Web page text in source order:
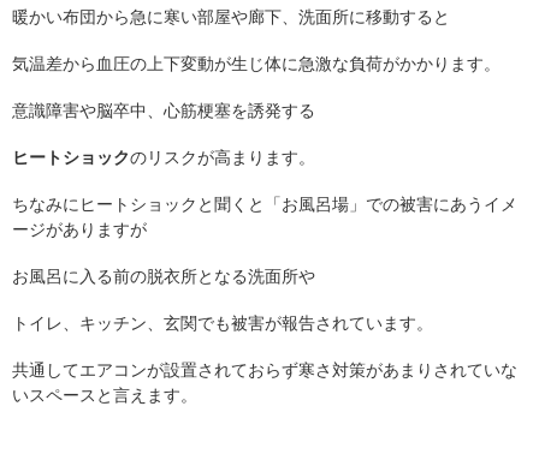
暖かい布団から急に寒い部屋や廊下、洗面所に移動すると
気温差から血圧の上下変動が生じ体に急激な負荷がかかります。
意識障害や脳卒中、心筋梗塞を誘発する
ヒートショックのリスクが高まります。
ちなみにヒートショックと聞くと「お風呂場」での被害にあうイメ
ージがありますが
お風呂に入る前の脱衣所となる洗面所や
トイレ、キッチン、玄関でも被害が報告されています。
共通してエアコンが設置されておらず寒さ対策があまりされていな
いスペースと言えます。